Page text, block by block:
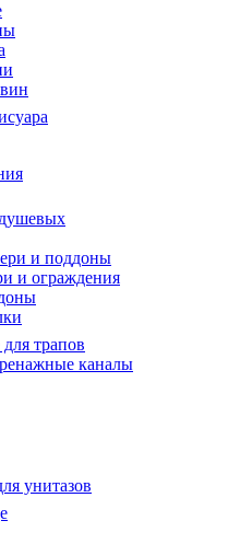
и поддоны
и ограждения
трапов
каналы
унитазов